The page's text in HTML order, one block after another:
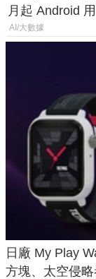
月起 Android
AI/大數據
日廠 My Play
方塊、太空侵